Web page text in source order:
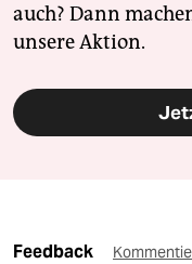
auch? Dann
unsere Aktion.
Feedback